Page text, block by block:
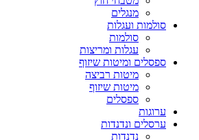
מנגלים
סולמות ועגלות
סולמות
עגלות ומריצות
ספסלים ומיטות שיזוף
מיטות רביצה
מיטות שיזוף
ספסלים
ערוגות
ערסלים ונדנדות
נדנדות